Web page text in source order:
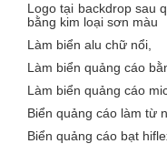
Logo tại backdrop sau
bằng kim loại sơn màu
Làm biển alu chữ nổi,
Làm biển quảng cáo
Làm biển quảng cáo
Biển quảng cáo làm từ
Biển quảng cáo bạt